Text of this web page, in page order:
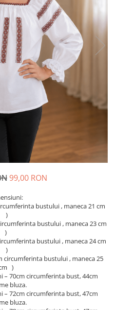
99,00 RON
bustului , maneca 21 cm
)
bustului , maneca 23 cm
)
bustului , maneca 24 cm
)
circumferinta bustului , maneca 25
)
– 70cm circumferinta bust, 44cm
bluza.
– 72cm circumferinta bust, 47cm
bluza.